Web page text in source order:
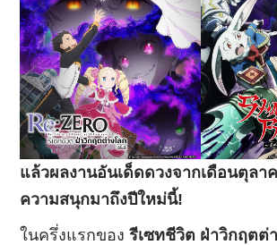
แล้วผลงานอันเด็ดดวงจากเดือนตุลา
ความสนุกมาถึงปีใหม่นี้!
ในครึ่งแรกของรีเซทชีวิต ฝ่าวิกฤตต่